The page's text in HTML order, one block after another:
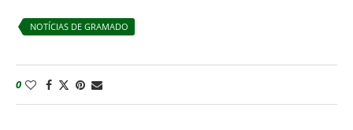
NOTÍCIAS DE GRAMADO
0